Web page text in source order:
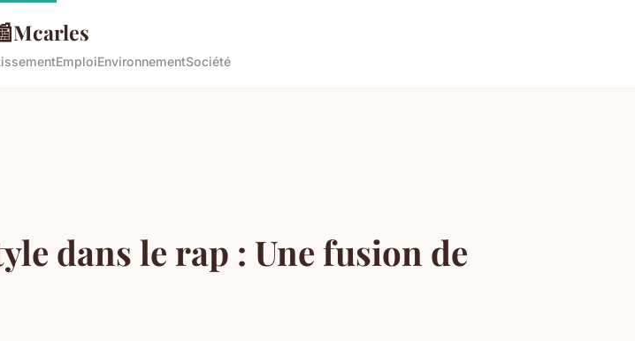
Mcarles
EmploiEnvironnementSociété
dans le rap : Une fusion de